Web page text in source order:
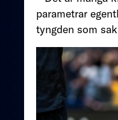
parametrar
tyngden som